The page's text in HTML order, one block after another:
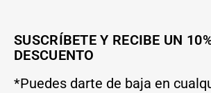
SUSCRÍBETE Y RECIBE UN
DESCUENTO
*Puedes darte de baja en